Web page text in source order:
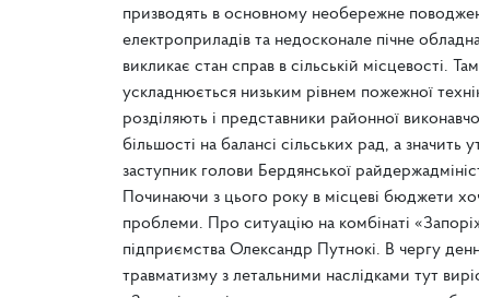
призводять в основному необережне
електроприладів та недосконале пічне
викликає стан справ в сільській місцевості.
ускладнюється низьким рівнем пожежної
розділяють і представники районної
більшості на балансі сільських рад, а
заступник голови Бердянської
Починаючи з цього року в місцеві бюджети
проблеми. Про ситуацію на комбінаті
підприємства Олександр Путнокі. В чергу
травматизму з летальними наслідками тут